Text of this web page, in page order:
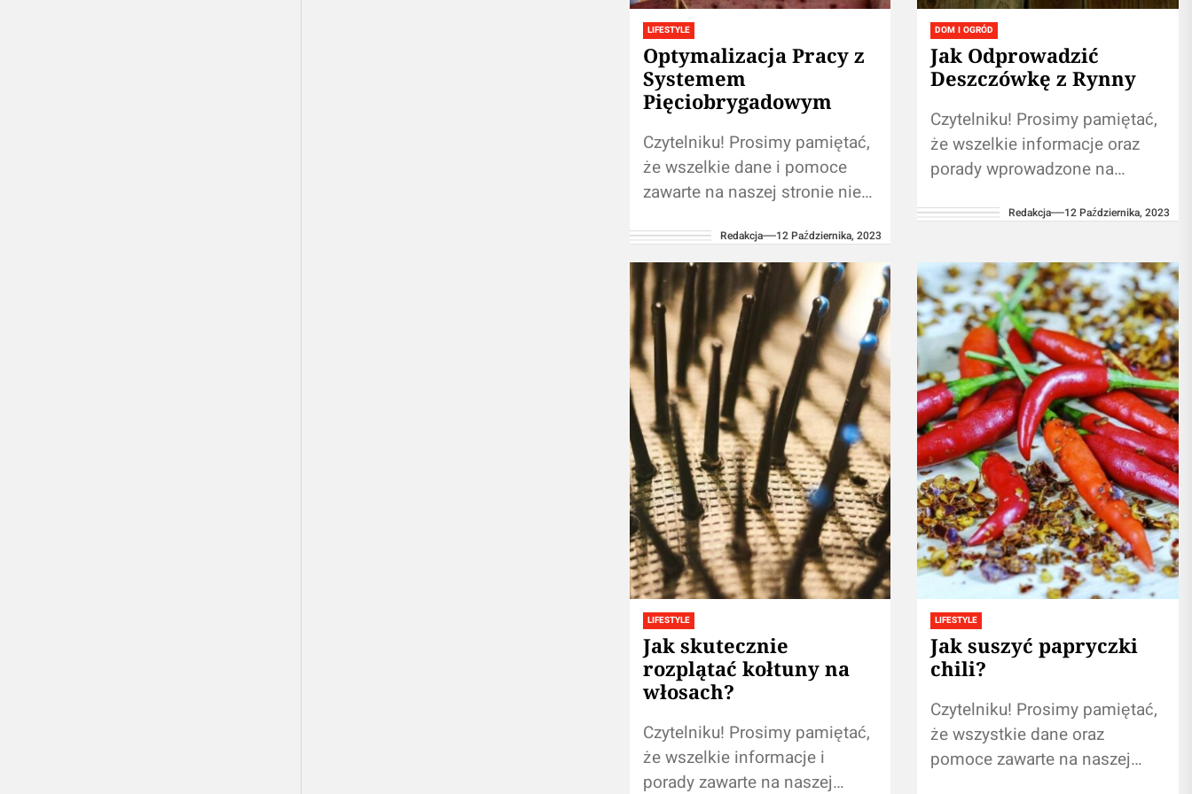
LIFESTYLE
Optymalizacja Pracy z
Systemem
Pięciobrygadowym
Czytelniku! Prosimy pamiętać,
że wszelkie dane i pomoce
zawarte na naszej stronie nie
konsultacji ze
fachowcem/profesjonalistą.
Używanie treści
umieszczonych na naszym
blogu w...
Redakcja 12 Października, 2023
DOM I OGRÓD
Jak Odprowadzić
Deszczówkę z Rynny
Czytelniku! Prosimy pamiętać,
że wszelkie informacje oraz
porady wprowadzone na
własnej konsultacji ze
Używanie treści
umieszczonych na naszym
blogu w...
Redakcja 12 Października, 2023
LIFESTYLE
Jak skutecznie
rozplątać kołtuny na
włosach?
Czytelniku! Prosimy pamiętać,
że wszelkie informacje i
porady zawarte na naszej
LIFESTYLE
Jak suszyć papryczki
chili?
Czytelniku! Prosimy pamiętać,
że wszystkie dane oraz
pomoce zawarte na naszej